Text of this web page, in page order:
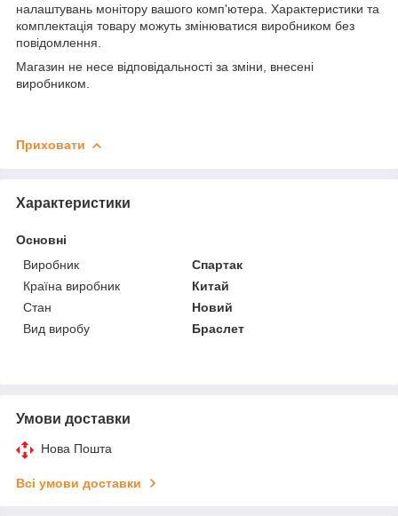
налаштувань монітору вашого комп'ютера. Характеристики та
комплектація товару можуть змінюватися виробником без
повідомлення.
Магазин не несе відповідальності за зміни, внесені
виробником.
Приховати
Характеристики
Основні
Виробник
Спартак
Країна виробник
Китай
Стан
Новий
Вид виробу
Браслет
Умови доставки
Нова Пошта
Всі умови доставки